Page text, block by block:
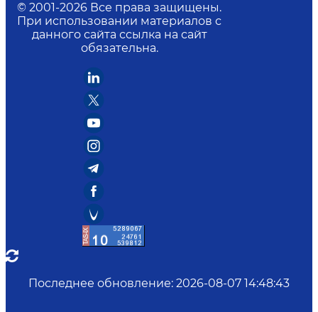
© 2001-2026 Все права защищены.
При использовании материалов с
данного сайта ссылка на сайт
обязательна.
Последнее обновление: 2026-08-07 14:48:43